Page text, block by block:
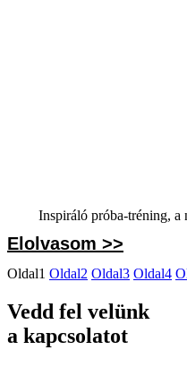
Inspiráló próba-tréning,
Elolvasom >>
Oldal1 Oldal2 Oldal3 Oldal4
Vedd fel velünk
a kapcsolatot